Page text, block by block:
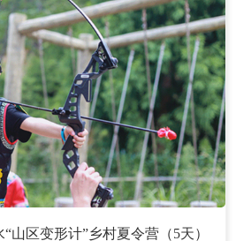
“山区变形计”乡村夏令营（5天）